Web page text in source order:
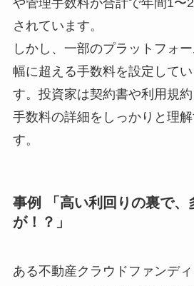
されています。
しかし、一部のプラットフォ
幅に超える手数料を設定して
す。投資家は契約書や利用規約
手数料の詳細をしっかりと理
す。
事例 「高い利回りの裏で、
が！？」
ある不動産クラウドファンデ